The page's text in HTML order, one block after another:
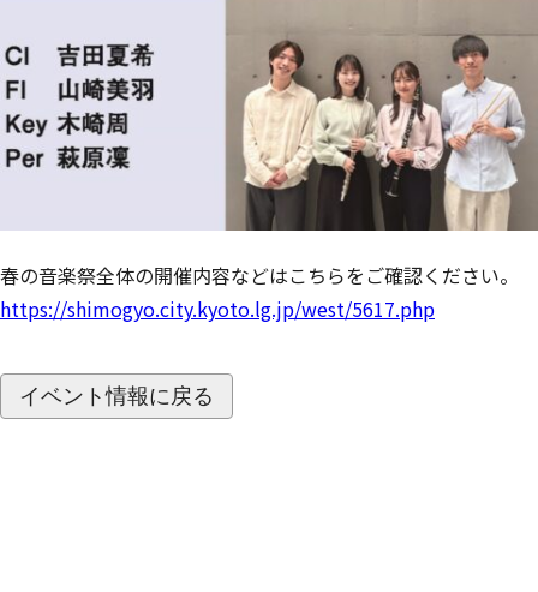
春の音楽祭全体の開催内容などはこちらをご確認ください。
https://shimogyo.city.kyoto.lg.jp/west/5617.php
イベント情報に戻る